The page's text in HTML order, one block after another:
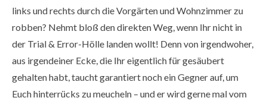
links und rechts durch die Vorgärten und Wohnzimmer zu
robben? Nehmt bloß den direkten Weg, wenn Ihr nicht in
der Trial & Error-Hölle landen wollt! Denn von irgendwoher,
aus irgendeiner Ecke, die Ihr eigentlich für gesäubert
gehalten habt, taucht garantiert noch ein Gegner auf, um
Euch hinterrücks zu meucheln – und er wird gerne mal vom